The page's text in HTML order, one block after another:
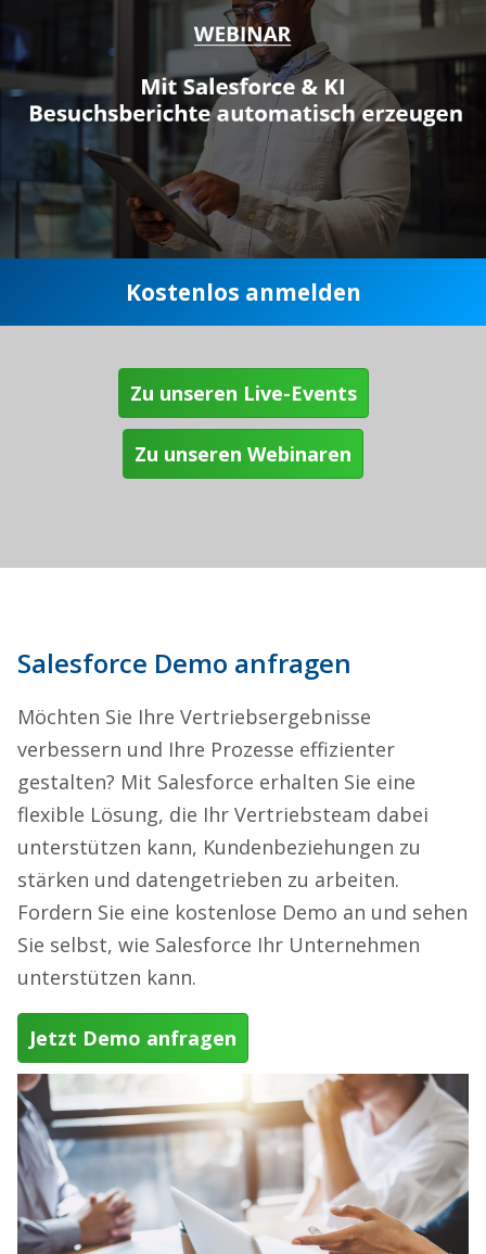
Kostenlos anmelden
Zu unseren Live-Events
Zu unseren Webinaren
Salesforce Demo anfragen
Möchten Sie Ihre Vertriebsergebnisse
verbessern und Ihre Prozesse effizienter
gestalten? Mit Salesforce erhalten Sie eine
flexible Lösung, die Ihr Vertriebsteam dabei
unterstützen kann, Kundenbeziehungen zu
stärken und datengetrieben zu arbeiten.
Fordern Sie eine kostenlose Demo an und sehen
Sie selbst, wie Salesforce Ihr Unternehmen
unterstützen kann.
Jetzt Demo anfragen